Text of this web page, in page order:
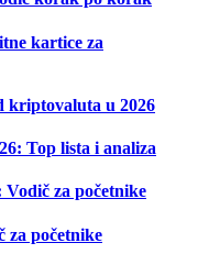
kartice za
kriptovaluta u 2026
Top lista i analiza
za početnike
za početnike